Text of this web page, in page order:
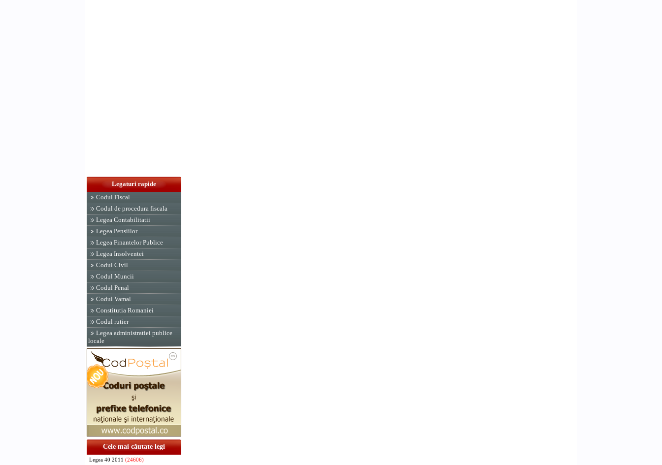
Legaturi rapide
Codul Fiscal
Codul de procedura fiscala
Legea Contabilitatii
Legea Pensiilor
Legea Finantelor Publice
Legea Insolventei
Codul Civil
Codul Muncii
Codul Penal
Codul Vamal
Constitutia Romaniei
Codul rutier
Legea administratiei publice
locale
Cele mai căutate legi
Legea 40 2011 (24606)